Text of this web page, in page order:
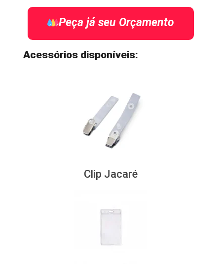
Peça já seu Orçamento
Acessórios disponíveis:
Clip Jacaré